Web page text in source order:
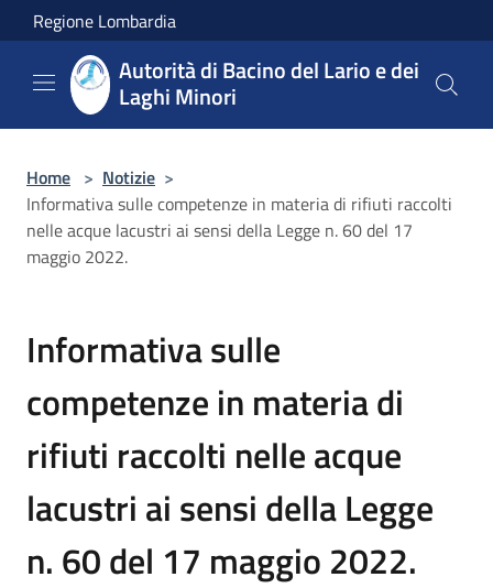
Salta al contenuto principale
Regione Lombardia
Autorità di Bacino del Lario e dei
Laghi Minori
Home > Notizie >
Informativa sulle competenze in materia di rifiuti raccolti
nelle acque lacustri ai sensi della Legge n. 60 del 17
maggio 2022.
Informativa sulle
competenze in materia di
rifiuti raccolti nelle acque
lacustri ai sensi della Legge
n. 60 del 17 maggio 2022.